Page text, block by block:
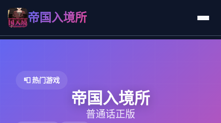
帝国入境所
📮 热门游戏
帝国入境所
普通话正版